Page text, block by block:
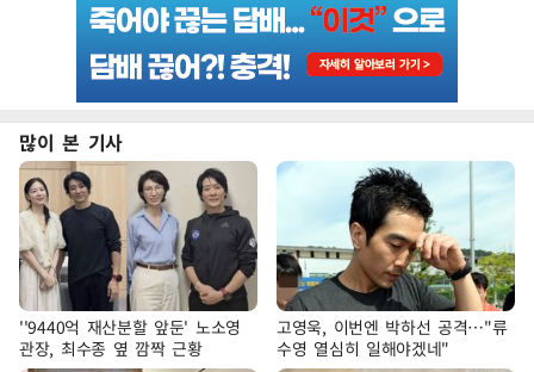
많이 본 기사
''9440억 재산분할 앞둔' 노소영
관장, 최수종 옆 깜짝 근황
고영욱, 이번엔 박하선 공격…"류
수영 열심히 일해야겠네"